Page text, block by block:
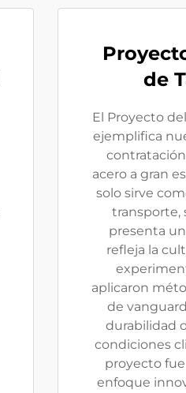
de
El Proyecto
ejemplifica
acero a gran
solo sirve
transporte,
presenta
refleja la
aplicaron
de
durabilidad
condiciones
proyecto
enfoque